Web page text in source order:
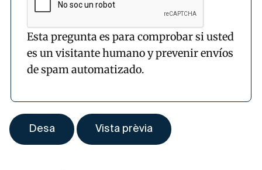
Esta pregunta es para comprobar si usted
es un visitante humano y prevenir envíos
de spam automatizado.